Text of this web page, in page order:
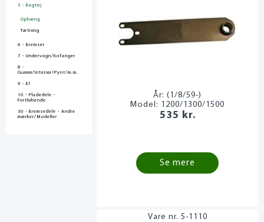
5 - Bagtøj
Ophæng
Tætning
6 - Bremser
7 - Undervogn/Kofanger
8 -
Gummi/Interiør/Pynt/m.m.
9 - El
10 - Pladedele -
Fortløbende
30 - Bremsedele - Andre
mærker/Modeller
År:(1/8/59-)
Model: 1200/1300/1500
535 kr.
Se mere
5-1110